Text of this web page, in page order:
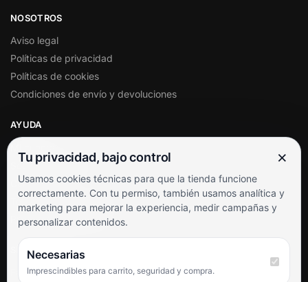
NOSOTROS
Aviso legal
Políticas de privacidad
Políticas de cookies
Condiciones de envío y devoluciones
AYUDA
Soporte al cliente
Contacto
Términos y condiciones
Preguntas frecuentes
SÍGUENOS
Facebook
Tu privacidad, bajo control ×
Usamos cookies técnicas para que la tienda funcione
correctamente. Con tu permiso, también usamos analítica y
marketing para mejorar la experiencia, medir campañas y
personalizar contenidos.
Necesarias
Imprescindibles para carrito, seguridad y compra.